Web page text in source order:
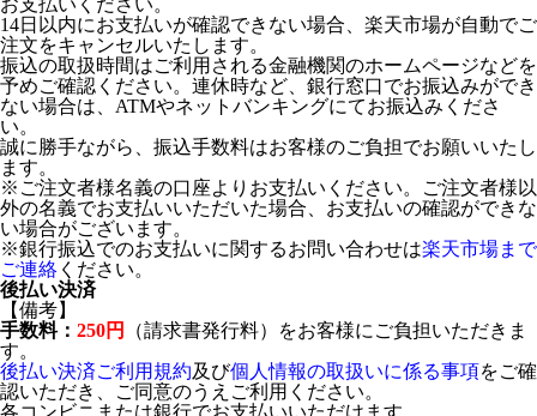
お支払いください。
14日以内にお支払いが確認できない場合、楽天市場が自動でご
注文をキャンセルいたします。
振込の取扱時間はご利用される金融機関のホームページなどを
予めご確認ください。連休時など、銀行窓口でお振込みができ
ない場合は、ATMやネットバンキングにてお振込みくださ
い。
誠に勝手ながら、振込手数料はお客様のご負担でお願いいたし
ます。
※ご注文者様名義の口座よりお支払いください。ご注文者様以
外の名義でお支払いいただいた場合、お支払いの確認ができな
い場合がございます。
※銀行振込でのお支払いに関するお問い合わせは楽天市場まで
ご連絡 ください。
後払い決済
【備考】
手数料： 250円
（請求書発行料）をお客様にご負担いただきま
す。
後払い決済ご利用規約及び個人情報の取扱いに係る事項をご確
認いただき、ご同意のうえご利用ください。
各コンビニまたは銀行でお支払いいただけます。